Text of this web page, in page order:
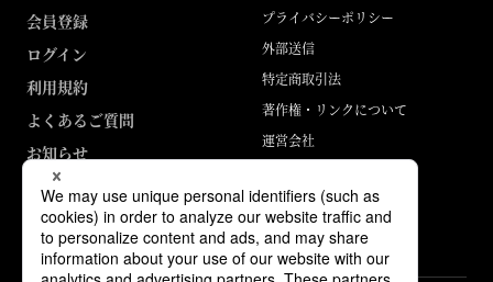
会員登録
ログイン
利用規約
よくあるご質問
お知らせ
プライバシーポリシー
外部送信
特定商取引法
著作権・リンクについて
運営会社